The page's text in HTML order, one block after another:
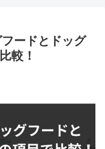
ードとドッグ
較！